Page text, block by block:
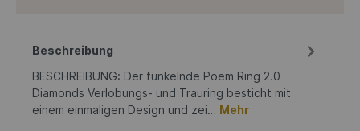
Beschreibung
BESCHREIBUNG: Der funkelnde Poem Ring 2.0
Diamonds Verlobungs- und Trauring besticht mit
einem einmaligen Design und zei… Mehr